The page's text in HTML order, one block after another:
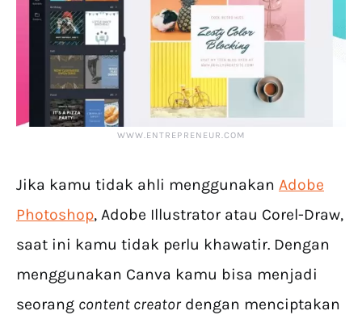
WWW.ENTREPRENEUR.COM
Jika kamu tidak ahli menggunakan Adobe
Photoshop, Adobe Illustrator atau Corel-Draw,
saat ini kamu tidak perlu khawatir. Dengan
menggunakan Canva kamu bisa menjadi
seorang content creator dengan menciptakan